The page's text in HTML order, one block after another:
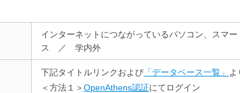
インターネットにつながっているパソコン、スマ
ス ／ 学内外
下記タイトルリンクおよび 「データベース一覧」
よ
＜方法１＞OpenAthens認証にてログイン